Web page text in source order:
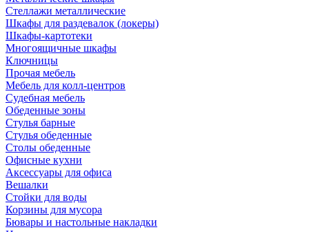
Стеллажи металлические
Шкафы для раздевалок (локеры)
Шкафы-картотеки
Многоящичные шкафы
Ключницы
Прочая мебель
Мебель для колл-центров
Судебная мебель
Обеденные зоны
Стулья барные
Стулья обеденные
Столы обеденные
Офисные кухни
Аксессуары для офиса
Вешалки
Стойки для воды
Корзины для мусора
Бювары и настольные накладки